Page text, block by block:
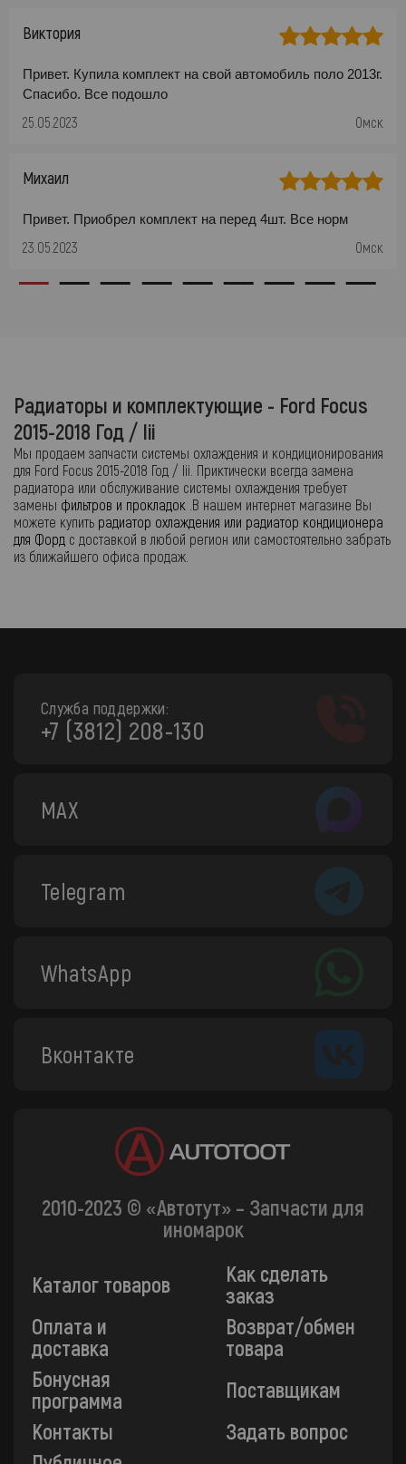
Виктория
Привет. Купила комплект на свой автомобиль поло 2013г.
Спасибо. Все подошло
25.05.2023 Омск
Михаил
Привет. Приобрел комплект на перед 4шт. Все норм
23.05.2023 Омск
Радиаторы и комплектующие - Ford Focus
2015-2018 Год / Iii
Мы продаем запчасти системы охлаждения и кондиционирования
для Ford Focus 2015-2018 Год / Iii. Приктически всегда замена
радиатора или обслуживание системы охлаждения требует
замены фильтров и прокладок .В нашем интернет магазине Вы
можете купить радиатор охлаждения или радиатор кондиционера
для Форд с доставкой в любой регион или самостоятельно забрать
из ближайшего офиса продаж.
Служба поддержки:
+7 (3812) 208-130
MAX
Telegram
WhatsApp
Вконтакте
2010-2023 © «Автотут» – Запчасти для
иномарок
Каталог товаров
Как сделать
заказ
Оплата и
доставка
Возврат/обмен
товара
Бонусная
программа
Поставщикам
Контакты
Задать вопрос